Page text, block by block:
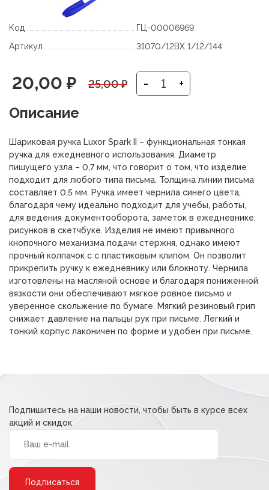
Код
ГЦ-00006969
Артикул
31070/12BX 1/12/144
25,00₽
Первоначальная
цена
составляла
25,00 ₽.
20,00 ₽
Текущая
цена:
20,00 ₽.
- +
Описание
Шариковая ручка Luxor Spark II – функциональная тонкая
ручка для ежедневного использования. Диаметр
пишущего узла – 0,7 мм, что говорит о том, что изделие
подходит для любого типа письма. Толщина линии письма
составляет 0,5 мм. Ручка имеет чернила синего цвета,
благодаря чему идеально подходит для учебы, работы,
для ведения документооборота, заметок в ежедневнике,
рисунков в скетчбуке. Изделия не имеют привычного
кнопочного механизма подачи стержня, однако имеют
прочный колпачок с с пластиковым клипом. Он позволит
прикрепить ручку к ежедневнику или блокноту. Чернила
изготовлены на масляной основе и благодаря пониженной
вязкости они обеспечивают мягкое ровное письмо и
уверенное скольжение по бумаге. Мягкий резиновый грип
снижает давление на пальцы рук при письме. Легкий и
тонкий корпус лаконичен по форме и удобен при письме.
Подпишитесь на наши новости, чтобы быть в курсе всех
акций и скидок